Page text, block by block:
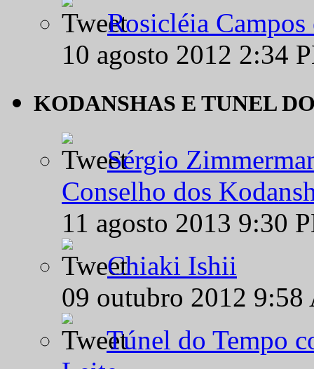
Rosicléia
10 agosto 2012 2:34
KODANSHAS E TUNEL
Sérgio
Conselho dos
11 agosto 2013 9:30
Chiaki Ishii
09 outubro 2012
Túnel do Tempo